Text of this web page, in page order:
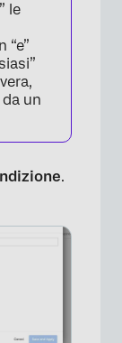
le
“e”
un
.